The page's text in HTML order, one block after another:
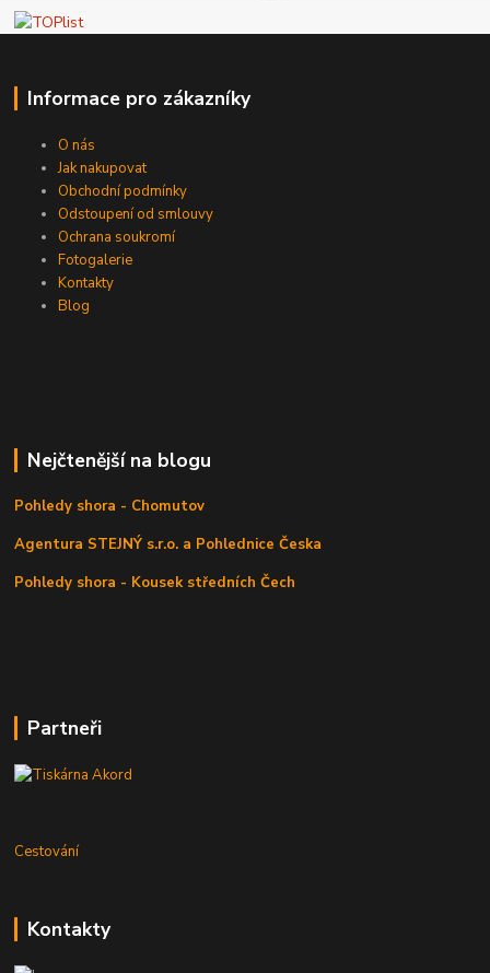
Informace pro zákazníky
O nás
Jak nakupovat
Obchodní podmínky
Odstoupení od smlouvy
Ochrana soukromí
Fotogalerie
Kontakty
Blog
Nejčtenější na blogu
Pohledy shora - Chomutov
Agentura STEJNÝ s.r.o. a Pohlednice Česka
Pohledy shora - Kousek středních Čech
Partneři
Cestování
Kontakty